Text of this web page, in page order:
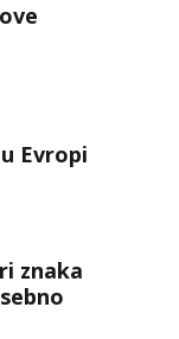
Evropi
znaka